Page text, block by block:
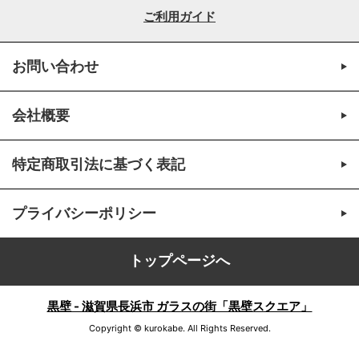
ご利用ガイド
お問い合わせ
会社概要
特定商取引法に基づく表記
プライバシーポリシー
トップページへ
黒壁 - 滋賀県長浜市 ガラスの街「黒壁スクエア」
Copyright © kurokabe. All Rights Reserved.